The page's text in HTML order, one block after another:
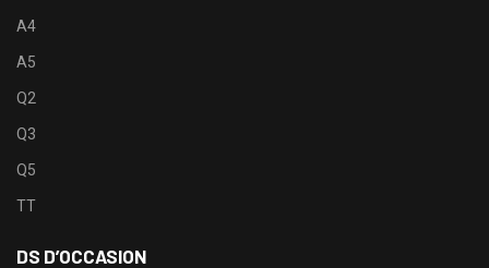
A4
A5
Q2
Q3
Q5
TT
DS D’OCCASION